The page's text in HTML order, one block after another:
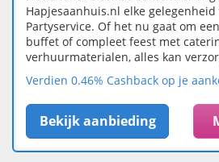
Hapjesaanhuis.nl elke
Partyservice. Of het nu gaat om
buffet of compleet feest met
verhuurmaterialen, alles kan
Verdien 0.46% Cashback op je
Bekijk aanbieding